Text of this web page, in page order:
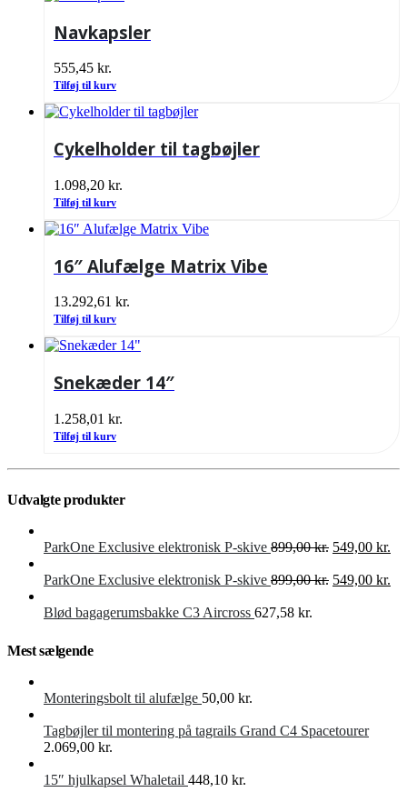
Navkapsler
555,45 kr.
Tilføj til kurv
Cykelholder til tagbøjler
1.098,20 kr.
Tilføj til kurv
16″ Alufælge Matrix Vibe
13.292,61 kr.
Tilføj til kurv
Snekæder 14″
1.258,01 kr.
Tilføj til kurv
Udvalgte produkter
ParkOne Exclusive elektronisk P-skive 899,00kr. Den
pris
549,00 kr.
ParkOne Exclusive elektronisk P-skive 899,00kr. Den
549,00 kr.
Blød bagagerumsbakke C3 Aircross 627,58 kr.
Mest sælgende
Monteringsbolt til alufælge 50,00 kr.
Tagbøjler til montering på tagrails Grand C4 Spacetourer
2.069,00 kr.
15″ hjulkapsel Whaletail 448,10 kr.